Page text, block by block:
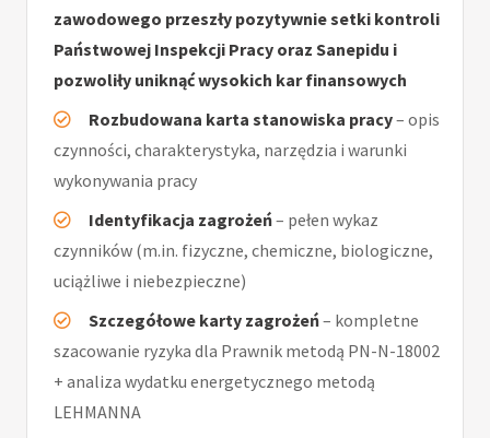
zawodowego przeszły pozytywnie setki kontroli
Państwowej Inspekcji Pracy oraz Sanepidu i
pozwoliły uniknąć wysokich kar finansowych
Rozbudowana karta stanowiska pracy– opis
czynności, charakterystyka, narzędzia i warunki
wykonywania pracy
Identyfikacja zagrożeń– pełen wykaz
czynników (m.in. fizyczne, chemiczne, biologiczne,
uciążliwe i niebezpieczne)
Szczegółowe karty zagrożeń– kompletne
szacowanie ryzyka dla Prawnik metodą PN-N-18002
+ analiza wydatku energetycznego metodą
LEHMANNA